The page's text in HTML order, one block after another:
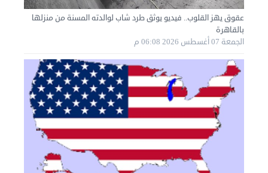
نقل عفش الكويت 50636444 فك وتركيب ايكيا محلي ...
عقوق يهز القلوب.. فيديو يوثق طرد شاب لوالدته المسنة من منزلها
بالقاهرة
الجمعة 07 أغسطس 2026 06:08 م